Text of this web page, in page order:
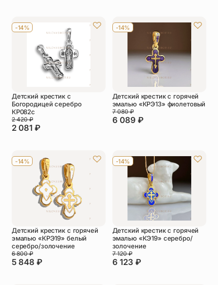
-14%
Детский крестик с
Богородицей серебро
КР082с
2 081 ₽
2 420₽
-14%
Детский крестик с горячей
эмалью «КРЭ13» фиолетовый
6 089 ₽
7 080₽
-14%
Детский крестик с горячей
эмалью «КРЭ19» белый
серебро/золочение
5 848 ₽
6 800₽
-14%
Детский крестик с горячей
эмалью «КЭ19» серебро/
золочение
6 123 ₽
7 120₽